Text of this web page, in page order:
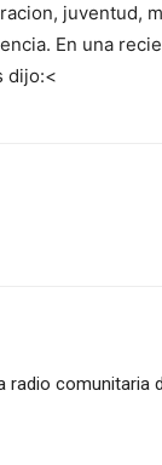
juventud,
En una
dijo:<
radio comunitaria